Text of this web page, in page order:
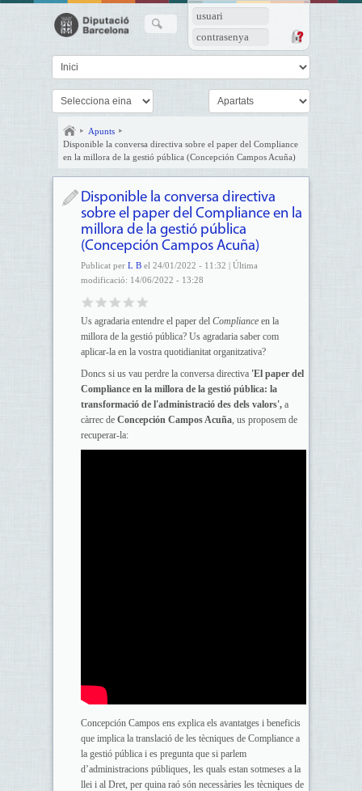
usuari
contrasenya
Apunts
Disponible la conversa directiva sobre el paper del Compliance
en la millora de la gestió pública (Concepción Campos Acuña)
Disponible la conversa directiva
sobre el paper del Compliance en la
millora de la gestió pública
(Concepción Campos Acuña)
Publicat per L Bel 24/01/2022 - 11:32 | Última
modificació: 14/06/2022 - 13:28
Us agradaria entendre el paper del Complianceen la
millora de la gestió pública? Us agradaria saber com
aplicar-la en la vostra quotidianitat organitzativa?
Doncs si us vau perdre la conversa directiva 'El paper del
Compliance en la millora de la gestió pública: la
transformació de l'administració des dels valors', a
càrrec deConcepción Campos Acuña, us proposem de
recuperar-la:
Concepción Campos ens explica els avantatges i beneficis
que implica la translació de les tècniques de Compliance a
la gestió pública i es pregunta que si parlem
d’administracions públiques, les quals estan sotmeses a la
llei i al Dret, per quina raó són necessàries les tècniques de